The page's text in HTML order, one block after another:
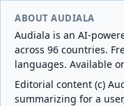
ABOUT AUDIALA
Audiala is an AI-
across 96 countries.
languages. Available
Editorial content (c)
summarizing for a